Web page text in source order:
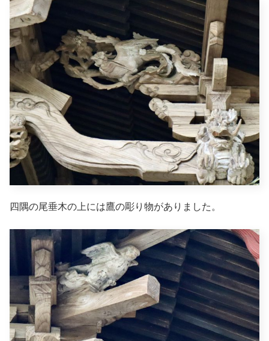
四隅の尾垂木の上には鷹の彫り物がありました。